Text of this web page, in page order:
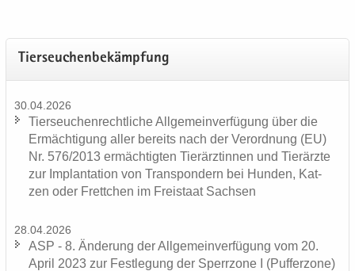
Tier­seu­chen­be­kämp­fung
30.04.2026
Tier­seu­chen­recht­li­che All­ge­mein­ver­fü­gung über die
Er­mäch­ti­gung aller be­reits nach der Ver­ord­nung (EU)
Nr. 576/2013 er­mäch­tig­ten Tier­ärz­tin­nen und Tier­ärz­te
zur Im­plan­ta­ti­on von Trans­pon­dern bei Hun­den, Kat­
zen oder Frett­chen im Frei­staat Sach­sen
28.04.2026
ASP - 8. Än­de­rung der All­ge­mein­ver­fü­gung vom 20.
April 2023 zur Fest­le­gung der Sperr­zo­ne I (Puf­fer­zo­ne)